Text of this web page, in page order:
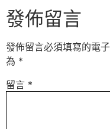
發佈留言
發佈留言必須填寫的電
為 *
留言 *